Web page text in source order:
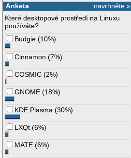
navrhněte »
Anketa
Které desktopové prostředí na Linuxu
používáte?
Budgie (10%)
Cinnamon (7%)
COSMIC (2%)
GNOME (18%)
KDE Plasma (30%)
LXQt (6%)
MATE (6%)